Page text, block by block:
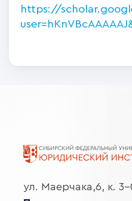
https://
ул. Маерчака,6, к. 3-